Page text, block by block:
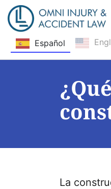
Saltar navegación
Español
La